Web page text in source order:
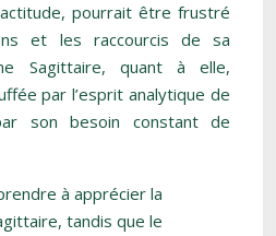
pourrait être frustré
et les raccourcis de sa
Sagittaire, quant à elle,
par l’esprit analytique de
son besoin constant de
à apprécier la
tandis que le